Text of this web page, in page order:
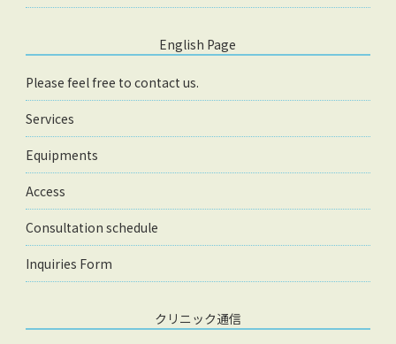
English Page
Please feel free to contact us.
Services
Equipments
Access
Consultation schedule
Inquiries Form
クリニック通信